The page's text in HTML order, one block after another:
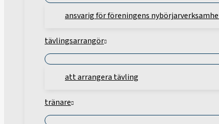
ansvarig för föreningens
tävlingsarrangör
att arrangera tävling
tränare